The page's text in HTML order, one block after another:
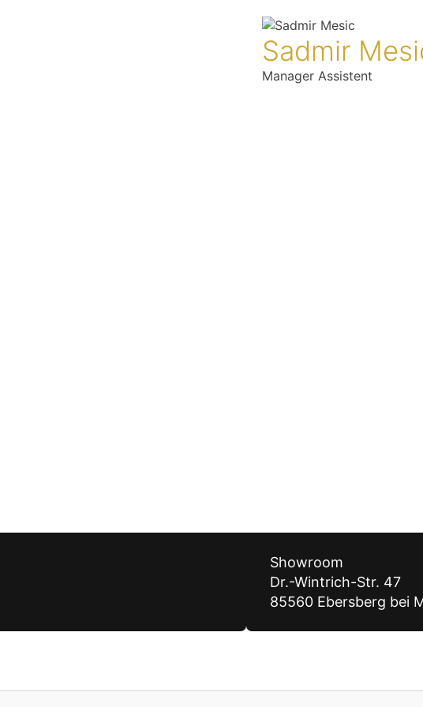
Sadmir
Manager Assistent
Showroom
Dr.-Wintrich-Str. 47
85560 Ebersberg bei